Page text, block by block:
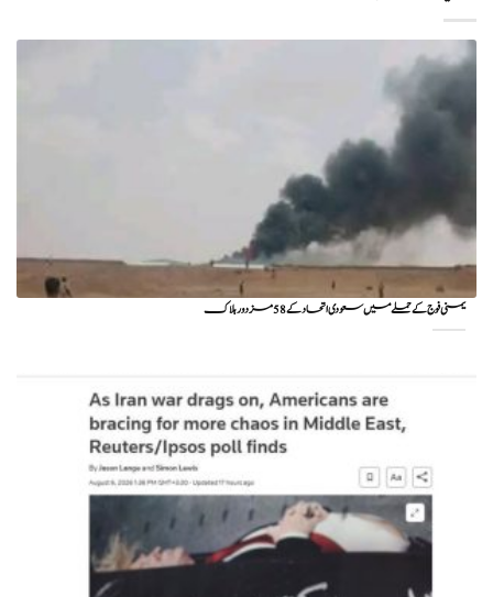
یمنی فوج کے حملے میں سعودی اتحاد کے 58 مزدور ہلاک